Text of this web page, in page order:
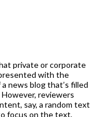
private or corporate
with the
news blog that’s filled
reviewers
say, a random text
focus on the text,